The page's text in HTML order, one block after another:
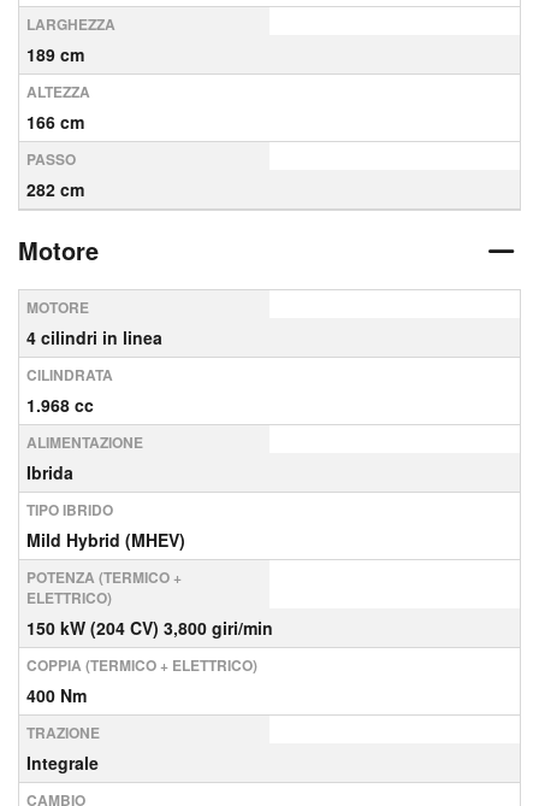
LARGHEZZA
189 cm
ALTEZZA
166 cm
PASSO
282 cm
Motore
MOTORE
4 cilindri in linea
CILINDRATA
1.968 cc
ALIMENTAZIONE
Ibrida
TIPO IBRIDO
Mild Hybrid (MHEV)
POTENZA (TERMICO +
ELETTRICO)
150 kW (204 CV) 3,800 giri/min
COPPIA (TERMICO + ELETTRICO)
400 Nm
TRAZIONE
Integrale
CAMBIO